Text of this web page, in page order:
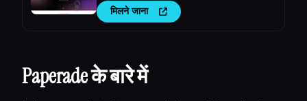
मिलने जाना
Paperade के बारे में